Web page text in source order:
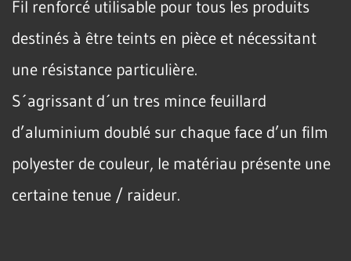
Fil renforcé utilisable pour tous les produits
destinés à être teints en pièce et nécessitant
une résistance particulière.
S´agrissant d´un tres mince feuillard
d’aluminium doublé sur chaque face d’un film
polyester de couleur, le matériau présente une
certaine tenue / raideur.